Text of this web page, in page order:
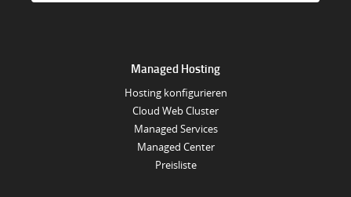
Managed Hosting
Hosting konfigurieren
Cloud Web Cluster
Managed Services
Managed Center
Preisliste